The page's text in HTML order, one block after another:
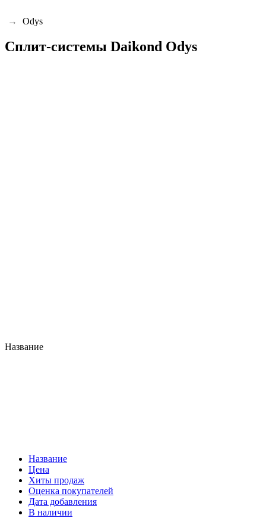
→ Odys
Сплит-системы Daikond Odys
Название
Название
Цена
Хиты продаж
Оценка покупателей
Дата добавления
В наличии